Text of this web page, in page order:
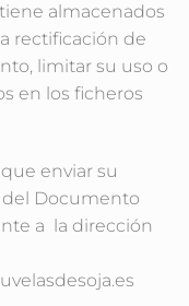
almacenados
rectificación de
limitar su uso o
en los ficheros
enviar su
Documento
a la dirección